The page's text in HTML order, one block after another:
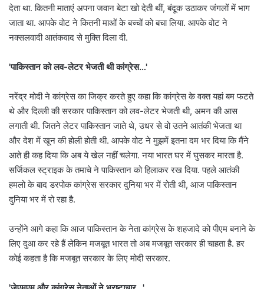
देता था. कितनी माताएं अपना जवान बेटा खो देती थीं, बंदूक उठाकर जंगलों में भाग
जाता था. आपके वोट ने कितनी माओं के बच्चों को बचा लिया. आपके वोट ने
नक्सलवादी आतंकवाद से मुक्ति दिला दी.
'पाकिस्तान को लव-लेटर भेजती थी कांग्रेस…'
नरेंद्र मोदी ने कांग्रेस का जिक्र करते हुए कहा कि कांग्रेस के वक्त यहां बम फटते
थे और दिल्ली की सरकार पाकिस्तान को लव-लेटर भेजती थी, अमन की आस
लगाती थी. जितने लेटर पाकिस्तान जाते थे, उधर से वो उतने आतंकी भेजता था
और देश में खून की होली होती थी. आपके वोट ने मुझमें इतना दम भर दिया कि मैंने
आते ही कह दिया कि अब ये खेल नहीं चलेगा. नया भारत घर में घुसकर मारता है.
सर्जिकल स्ट्राइक के तमाचे ने पाकिस्तान को हिलाकर रख दिया. पहले आतंकी
हमलो के बाद डरपोक कांग्रेस सरकार दुनिया भर में रोती थी, आज पाकिस्तान
दुनिया भर में रो रहा है.
उन्होंने आगे कहा कि आज पाकिस्तान के नेता कांग्रेस के शहजादे को पीएम बनाने के
लिए दुआ कर रहे हैं लेकिन मजबूत भारत तो अब मजबूत सरकार ही चाहता है. हर
कोई कहता है कि मजबूत सरकार के लिए मोदी सरकार.